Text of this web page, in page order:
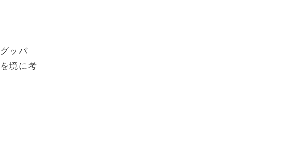
ッバ
境に考